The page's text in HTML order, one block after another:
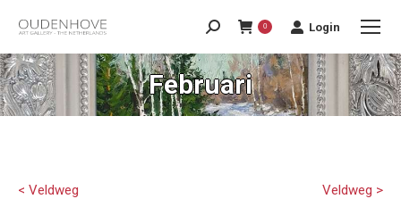
0 Login
Februari
Veldweg >
< Veldweg